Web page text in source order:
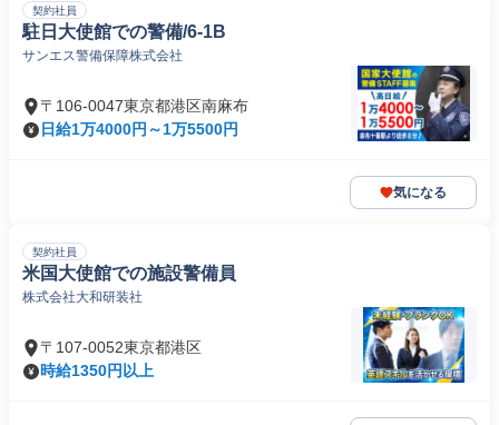
契約社員
駐日大使館での警備/6-1B
サンエス警備保障株式会社
〒106-0047東京都港区南麻布
日給1万4000円～1万5500円
気になる
契約社員
米国大使館での施設警備員
株式会社大和研装社
〒107-0052東京都港区
時給1350円以上